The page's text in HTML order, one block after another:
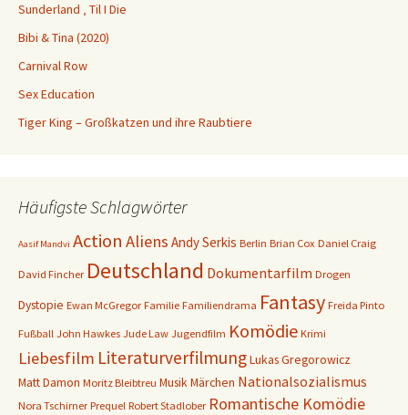
Sunderland ‚ Til I Die
Bibi & Tina (2020)
Carnival Row
Sex Education
Tiger King – Großkatzen und ihre Raubtiere
Häufigste Schlagwörter
Aasif Mandvi Action Aliens Andy Serkis Berlin Brian Cox Daniel Craig
David Fincher Deutschland Dokumentarfilm Drogen
Dystopie Ewan McGregor Familie Familiendrama Fantasy Freida Pinto
Fußball John Hawkes Jude Law Jugendfilm Komödie Krimi
Liebesfilm LiteraturverfilmungLukas Gregorowicz
Matt Damon Moritz Bleibtreu MusikMärchen Nationalsozialismus
Nora Tschirner Prequel Robert Stadlober Romantische Komödie